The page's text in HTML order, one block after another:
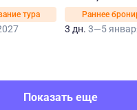
тура
Раннее
3 дн. 3—5
Показать еще